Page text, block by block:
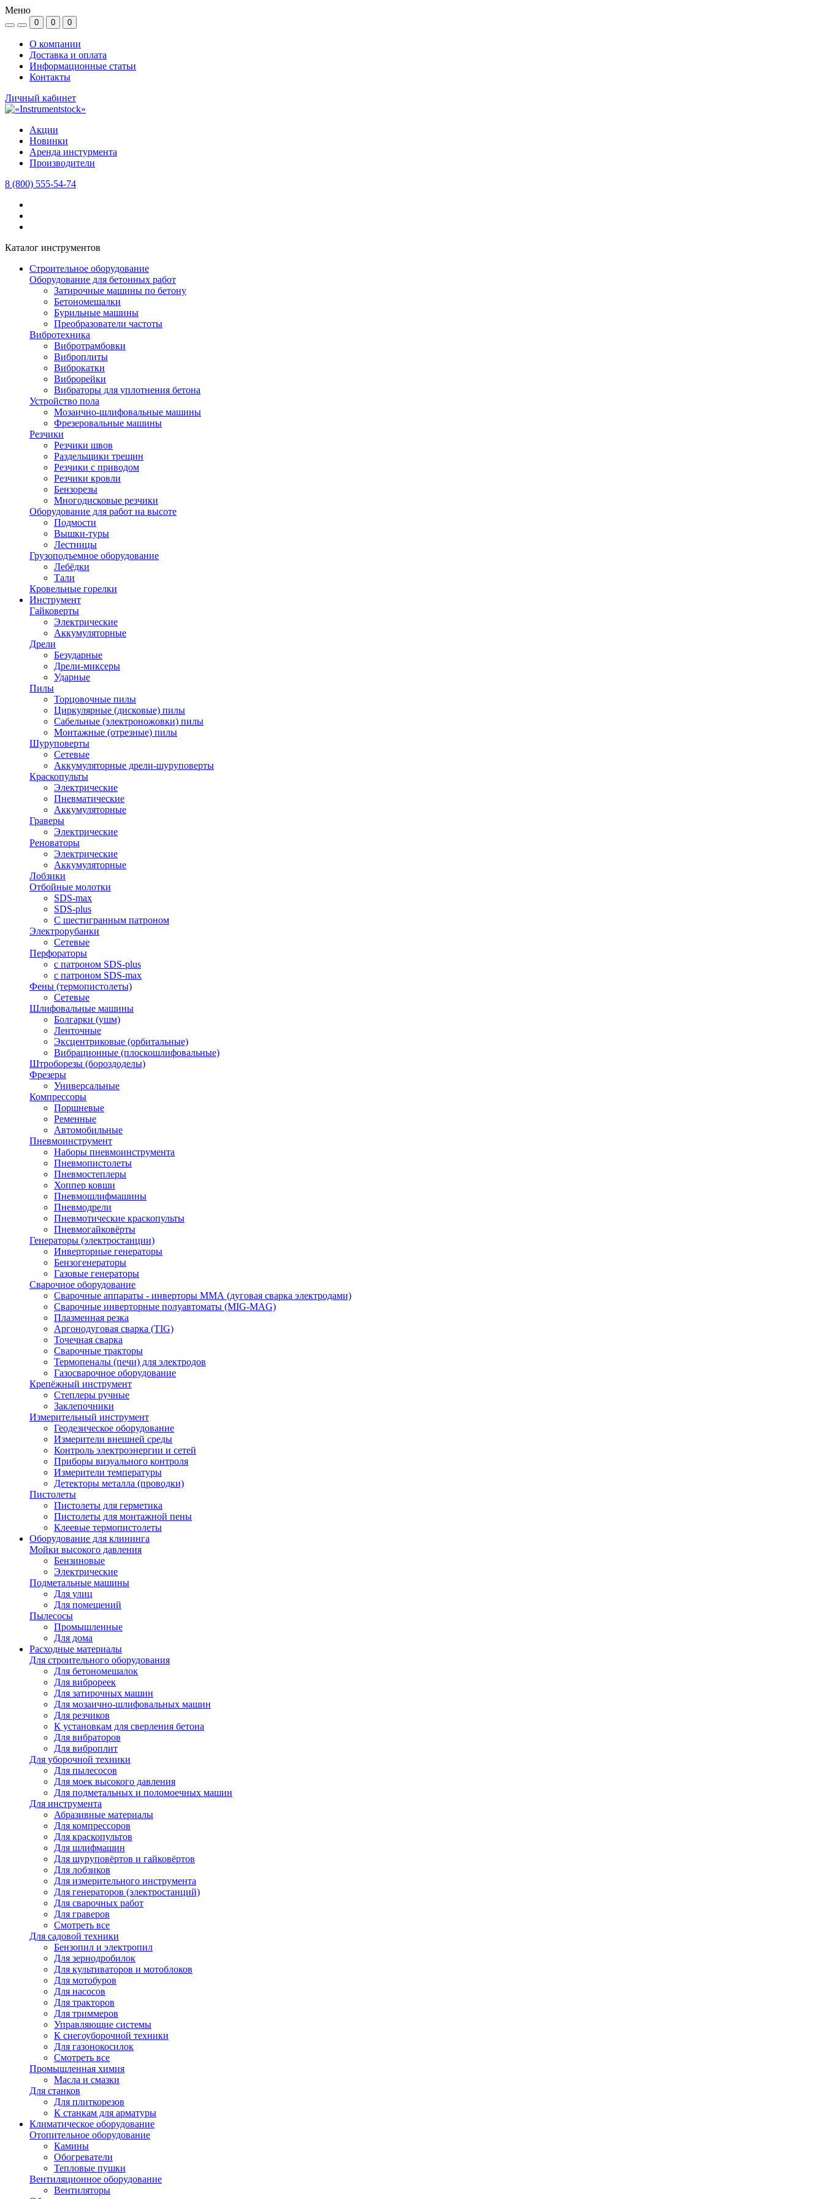
Меню
0 0 0
О компании
Доставка и оплата
Информационные статьи
Контакты
Личный кабинет
Акции
Новинки
Аренда инстурмента
Производители
8 (800) 555-54-74
Каталог инструментов
Строительное оборудование
Оборудование для бетонных работ
Затирочные машины по бетону
Бетономешалки
Бурильные машины
Преобразователи частоты
Вибротехника
Вибротрамбовки
Виброплиты
Виброкатки
Виброрейки
Вибраторы для уплотнения бетона
Устройство пола
Мозаично-шлифовальные машины
Фрезеровальные машины
Резчики
Резчики швов
Раздельщики трещин
Резчики с приводом
Резчики кровли
Бензорезы
Многодисковые резчики
Оборудование для работ на высоте
Подмости
Вышки-туры
Лестницы
Грузоподъемное оборудование
Лебёдки
Тали
Кровельные горелки
Инструмент
Гайковерты
Электрические
Аккумуляторные
Дрели
Безударные
Дрели-миксеры
Ударные
Пилы
Торцовочные пилы
Циркулярные (дисковые) пилы
Сабельные (электроножовки) пилы
Монтажные (отрезные) пилы
Шуруповерты
Сетевые
Аккумуляторные дрели-шуруповерты
Краскопульты
Электрические
Пневматические
Аккумуляторные
Граверы
Электрические
Реноваторы
Электрические
Аккумуляторные
Лобзики
Отбойные молотки
SDS-max
SDS-plus
С шестигранным патроном
Электрорубанки
Сетевые
Перфораторы
с патроном SDS-plus
с патроном SDS-max
Фены (термопистолеты)
Сетевые
Шлифовальные машины
Болгарки (ушм)
Ленточные
Эксцентриковые (орбитальные)
Вибрационные (плоскошлифовальные)
Штроборезы (бороздоделы)
Фрезеры
Универсальные
Компрессоры
Поршневые
Ременные
Автомобильные
Пневмоинструмент
Наборы пневмоинструмента
Пневмопистолеты
Пневмостеплеры
Хоппер ковши
Пневмошлифмашины
Пневмодрели
Пневмотические краскопульты
Пневмогайковёрты
Генераторы (электростанции)
Инверторные генераторы
Бензогенераторы
Газовые генераторы
Сварочное оборудование
Сварочные аппараты - инверторы ММА (дуговая сварка электродами)
Сварочные инверторные полуавтоматы (MIG-MAG)
Плазменная резка
Аргонодуговая сварка (TIG)
Точечная сварка
Сварочные тракторы
Термопеналы (печи) для электродов
Газосварочное оборудование
Крепёжный инструмент
Степлеры ручные
Заклепочники
Измерительный инструмент
Геодезическое оборудование
Измерители внешней среды
Контроль электроэнергии и сетей
Приборы визуального контроля
Измерители температуры
Детекторы металла (проводки)
Пистолеты
Пистолеты для герметика
Пистолеты для монтажной пены
Клеевые термопистолеты
Оборудование для клининга
Мойки высокого давления
Бензиновые
Электрические
Подметальные машины
Для улиц
Для помещений
Пылесосы
Промышленные
Для дома
Расходные материалы
Для строительного оборудования
Для бетономешалок
Для виброреек
Для затирочных машин
Для мозаично-шлифовальных машин
Для резчиков
К установкам для сверления бетона
Для вибраторов
Для виброплит
Для уборочной техники
Для пылесосов
Для моек высокого давления
Для подметальных и поломоечных машин
Для инструмента
Абразивные материалы
Для компрессоров
Для краскопультов
Для шлифмашин
Для шуруповёртов и гайковёртов
Для лобзиков
Для измерительного инструмента
Для генераторов (электростанций)
Для сварочных работ
Для граверов
Смотреть все
Для садовой техники
Бензопил и электропил
Для зернодробилок
Для культиваторов и мотоблоков
Для мотобуров
Для насосов
Для тракторов
Для триммеров
Управляющие системы
К снегоуборочной техники
Для газонокосилок
Смотреть все
Промышленная химия
Масла и смазки
Для станков
Для плиткорезов
К станкам для арматуры
Климатическое оборудование
Отопительное оборудование
Камины
Обогреватели
Тепловые пушки
Вентиляционное оборудование
Вентиляторы